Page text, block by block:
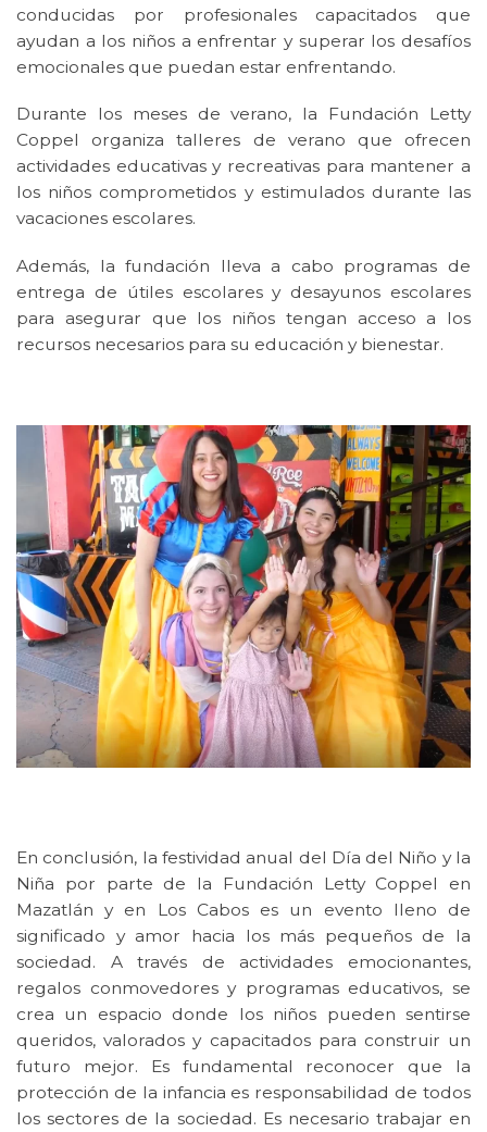
conducidas por profesionales capacitados que
ayudan a los niños a enfrentar y superar los desafíos
emocionales que puedan estar enfrentando.
Durante los meses de verano, la Fundación Letty
Coppel organiza talleres de verano que ofrecen
actividades educativas y recreativas para mantener a
los niños comprometidos y estimulados durante las
vacaciones escolares.
Además, la fundación lleva a cabo programas de
entrega de útiles escolares y desayunos escolares
para asegurar que los niños tengan acceso a los
recursos necesarios para su educación y bienestar.
En conclusión, la festividad anual del Día del Niño y la
Niña por parte de la Fundación Letty Coppel en
Mazatlán y en Los Cabos es un evento lleno de
significado y amor hacia los más pequeños de la
sociedad. A través de actividades emocionantes,
regalos conmovedores y programas educativos, se
crea un espacio donde los niños pueden sentirse
queridos, valorados y capacitados para construir un
futuro mejor. Es fundamental reconocer que la
protección de la infancia es responsabilidad de todos
los sectores de la sociedad. Es necesario trabajar en